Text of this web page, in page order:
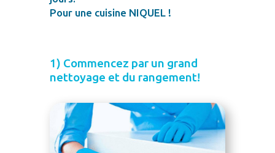
Pour une cuisine NIQUEL !
1) Commencez par un grand
nettoyage et du rangement!